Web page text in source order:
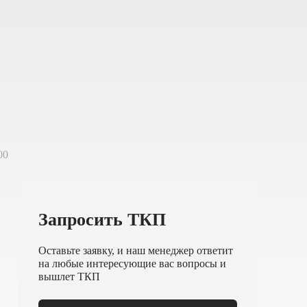
Запросить ТКП
Оставьте заявку, и наш менеджер ответит
на любые интересующие вас вопросы и
вышлет ТКП